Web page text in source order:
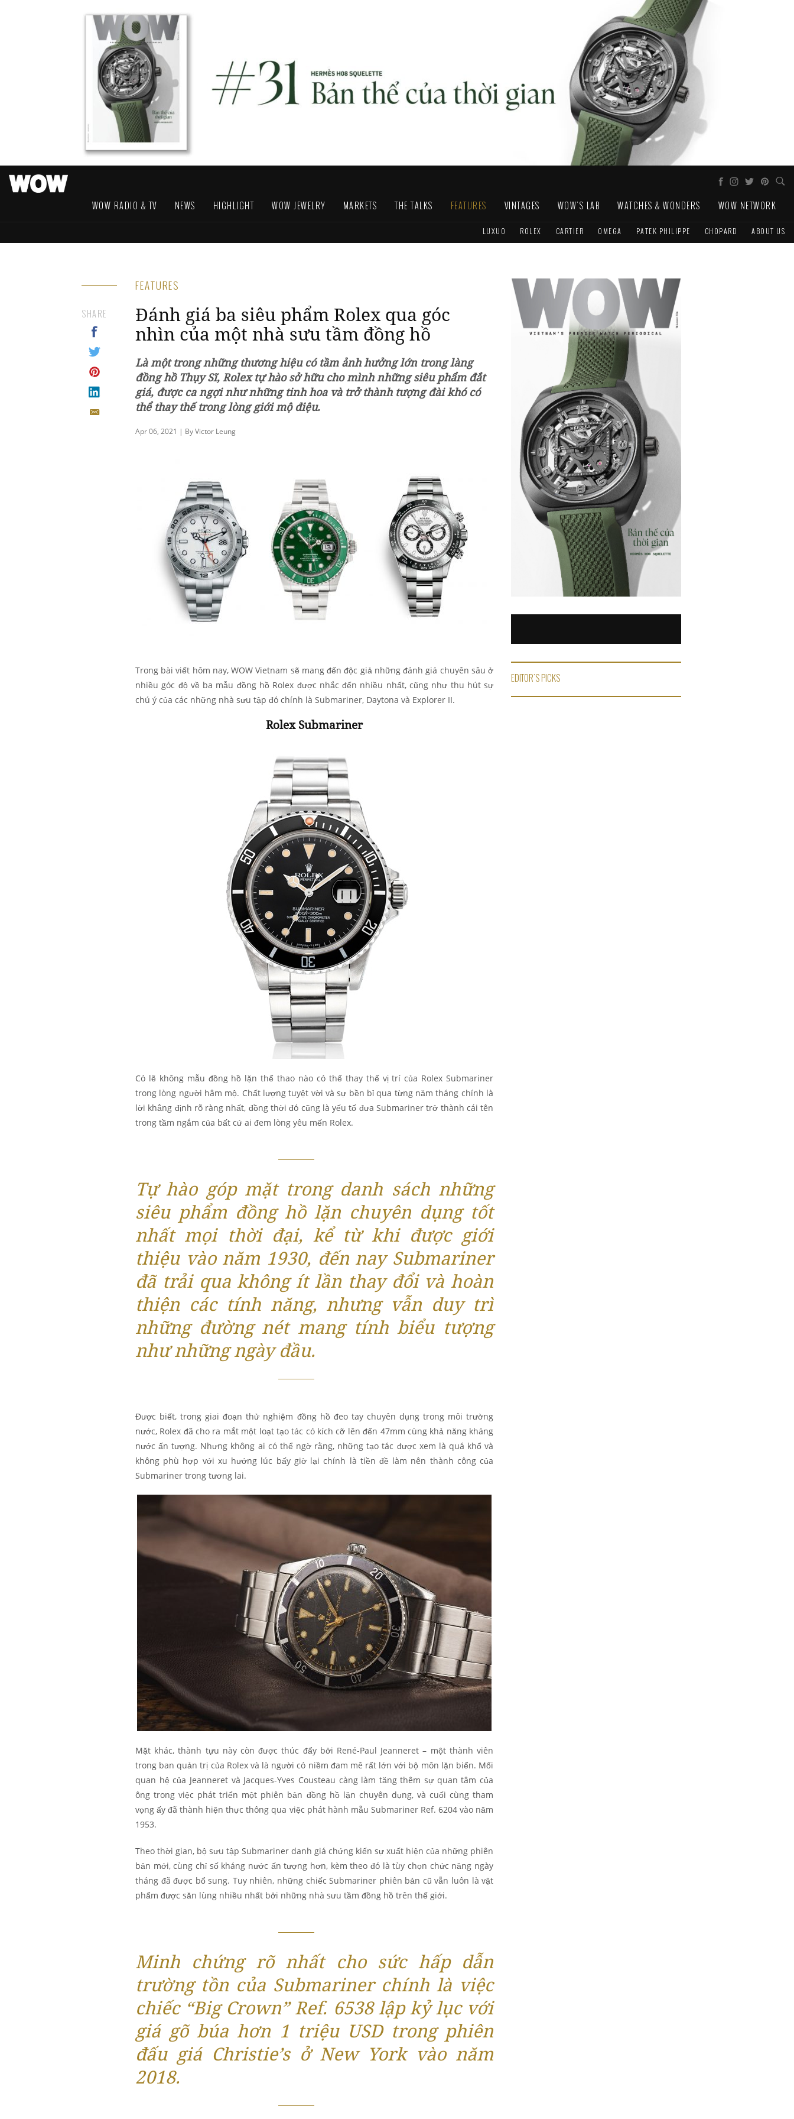
WOW RADIO & TV NEWS HIGHLIGHT WOW JEWELRY MARKETS THE TALKS FEATURES VINTAGES WOW'S LAB WATCHES & WONDERS WOW NETWORK
LUXUO ROLEX CARTIER OMEGA PATEK PHILIPPE CHOPARD ABOUT US
FEATURES
Đánh giá ba siêu phẩm Rolex qua góc
nhìn của một nhà sưu tầm đồng hồ
Là một trong những thương hiệu có tầm ảnh hưởng lớn trong làng
đồng hồ Thụy Sĩ, Rolex tự hào sở hữu cho mình những siêu phẩm đắt
giá, được ca ngợi như những tinh hoa và trở thành tượng đài khó có
thể thay thế trong lòng giới mộ điệu.
Apr 06, 2021 | By Victor Leung
SHARE
Trong bài viết hôm nay, WOW Vietnam sẽ mang đến độc giả những đánh giá chuyên sâu ở
nhiều góc độ về ba mẫu đồng hồ Rolex được nhắc đến nhiều nhất, cũng như thu hút sự
chú ý của các những nhà sưu tập đó chính là Submariner, Daytona và Explorer II.
Rolex Submariner
Có lẽ không mẫu đồng hồ lặn thể thao nào có thể thay thế vị trí của Rolex Submariner
trong lòng người hâm mộ. Chất lượng tuyệt vời và sự bền bỉ qua từng năm tháng chính là
lời khẳng định rõ ràng nhất, đồng thời đó cũng là yếu tố đưa Submariner trở thành cái tên
trong tầm ngắm của bất cứ ai đem lòng yêu mến Rolex.
Tự hào góp mặt trong danh sách những
siêu phẩm đồng hồ lặn chuyên dụng tốt
nhất mọi thời đại, kể từ khi được giới
thiệu vào năm 1930, đến nay Submariner
đã trải qua không ít lần thay đổi và hoàn
thiện các tính năng, nhưng vẫn duy trì
những đường nét mang tính biểu tượng
như những ngày đầu.
Được biết, trong giai đoạn thử nghiệm đồng hồ đeo tay chuyên dụng trong môi trường
nước, Rolex đã cho ra mắt một loạt tạo tác có kích cỡ lên đến 47mm cùng khả năng kháng
nước ấn tượng. Nhưng không ai có thể ngờ rằng, những tạo tác được xem là quá khổ và
không phù hợp với xu hướng lúc bấy giờ lại chính là tiền đề làm nên thành công của
Submariner trong tương lai.
Mặt khác, thành tựu này còn được thúc đẩy bởi René-Paul Jeanneret – một thành viên
trong ban quản trị của Rolex và là người có niềm đam mê rất lớn với bộ môn lặn biển. Mối
quan hệ của Jeanneret và Jacques-Yves Cousteau càng làm tăng thêm sự quan tâm của
ông trong việc phát triển một phiên bản đồng hồ lặn chuyên dụng, và cuối cùng tham
vọng ấy đã thành hiện thực thông qua việc phát hành mẫu Submariner Ref. 6204 vào năm
1953.
Theo thời gian, bộ sưu tập Submariner danh giá chứng kiến sự xuất hiện của những phiên
bản mới, cùng chỉ số kháng nước ấn tượng hơn, kèm theo đó là tùy chọn chức năng ngày
tháng đã được bổ sung. Tuy nhiên, những chiếc Submariner phiên bản cũ vẫn luôn là vật
phẩm được săn lùng nhiều nhất bởi những nhà sưu tầm đồng hồ trên thế giới.
Minh chứng rõ nhất cho sức hấp dẫn
trường tồn của Submariner chính là việc
chiếc “Big Crown” Ref. 6538 lập kỷ lục với
giá gõ búa hơn 1 triệu USD trong phiên
đấu giá Christie’s ở New York vào năm
2018.
EDITOR'S PICKS